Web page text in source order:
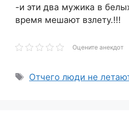
-и эти два мужика в
время мешают взлету.!!!
Оцените анекдот
Метки
Отчего люди не